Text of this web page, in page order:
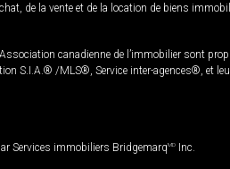
de la vente et de la location de biens
canadienne de l’immobilier sont
S.I.A.® /MLS®, Service inter-agences®, et
Services immobiliers BridgemarqMD Inc.